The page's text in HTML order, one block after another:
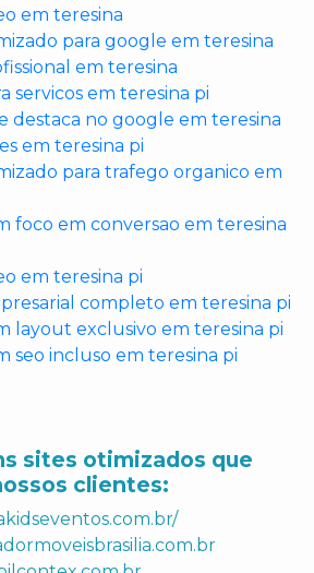
em teresina
para google em teresina
em teresina
servicos em teresina pi
destaca no google em teresina
em teresina pi
para trafego organico em
foco em conversao em teresina
em teresina pi
completo em teresina pi
layout exclusivo em teresina pi
seo incluso em teresina pi
sites otimizados que
clientes: